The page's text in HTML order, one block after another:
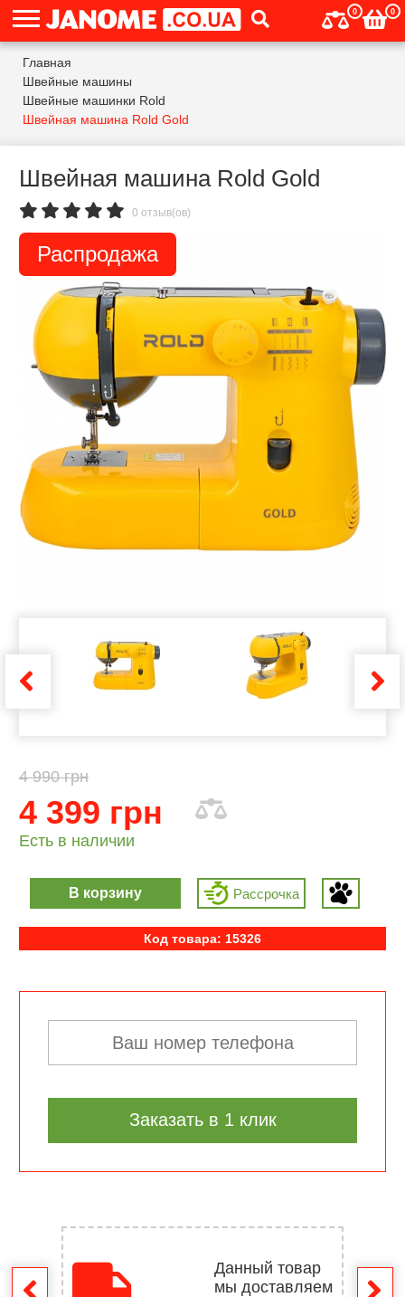
0 0
Главная
Швейные машины
Швейные машинки Rold
Швейная машина Rold Gold
Швейная машина Rold Gold
0 отзыв(ов)
Распродажа
4 990 грн
4 399 грн
Есть в наличии
В корзину Рассрочка
Код товара: 15326
Заказать в 1 клик
Данный товар
мы доставляем